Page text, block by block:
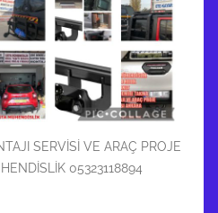
SERVİSİ VE ARAÇ PROJE
05323118894